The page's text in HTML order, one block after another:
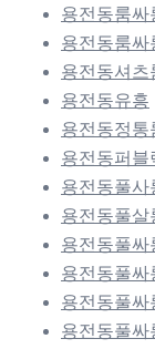
용전동룸싸
용전동룸싸
용전동셔츠
용전동유흥
용전동정통
용전동퍼블
용전동풀사
용전동풀살
용전동풀싸
용전동풀싸
용전동풀싸
용전동풀싸